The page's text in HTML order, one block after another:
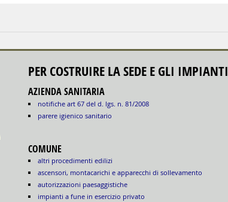
PER COSTRUIRE LA SEDE E GLI IMPIANTI
AZIENDA SANITARIA
notifiche art 67 del d. lgs. n. 81/2008
parere igienico sanitario
COMUNE
altri procedimenti edilizi
ascensori, montacarichi e apparecchi di sollevamento
autorizzazioni paesaggistiche
impianti a fune in esercizio privato